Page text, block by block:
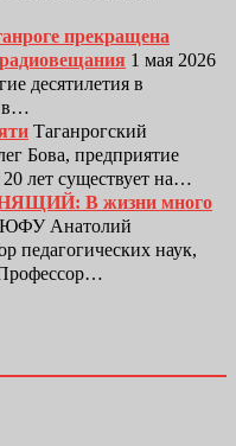
прекращена
1 мая 2026
десятилетия в
в…
Таганрогский
Бова, предприятие
лет существует на…
В жизни много
ЮФУ Анатолий
педагогических наук,